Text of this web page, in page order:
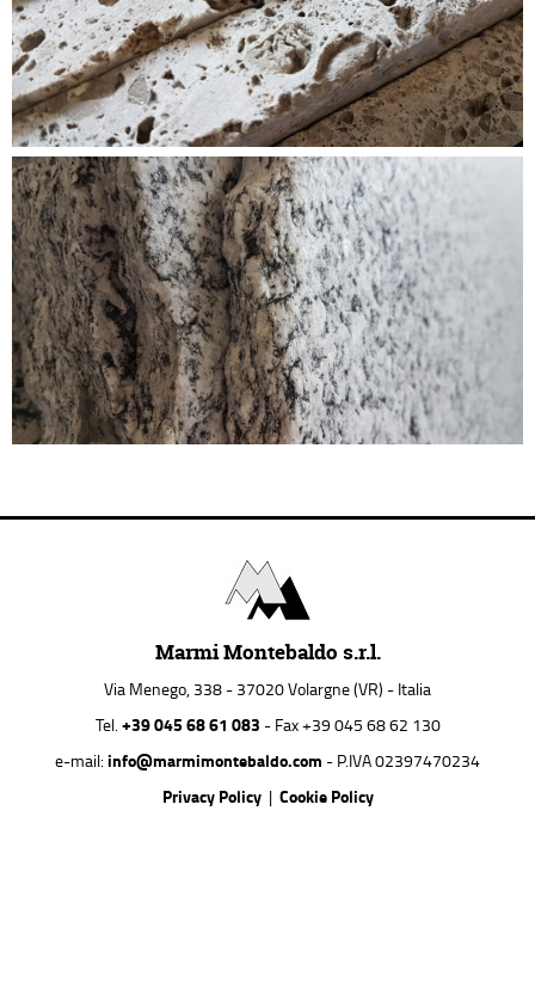
Marmi Montebaldo s.r.l.
Via Menego, 338 - 37020 Volargne (VR) - Italia
Tel. +39 045 68 61 083 - Fax +39 045 68 62 130
e-mail: info@marmimontebaldo.com - P.IVA 02397470234
Privacy Policy| Cookie Policy